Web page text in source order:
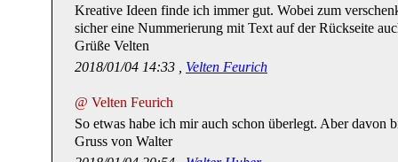
Kreative Ideen finde ich immer gut. Wobei zum
sicher eine Nummerierung mit Text auf der Rückseite
Grüße Velten
2018/01/04 14:33 , Velten Feurich
@ Velten Feurich
So etwas habe ich mir auch schon überlegt. Aber davon
Gruss von Walter